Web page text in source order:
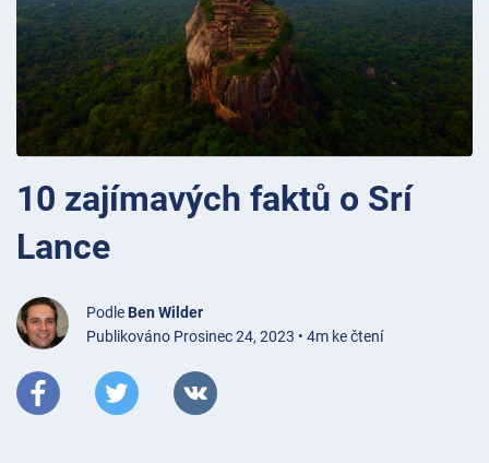
10 zajímavých faktů o Srí
Lance
Podle Ben Wilder
Publikováno Prosinec 24, 2023 • 4m ke čtení